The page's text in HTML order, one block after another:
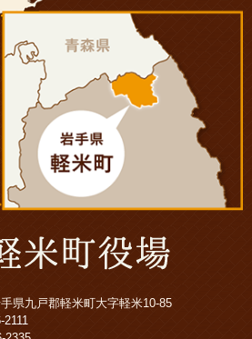
県九戸郡軽米町大字軽米10-85